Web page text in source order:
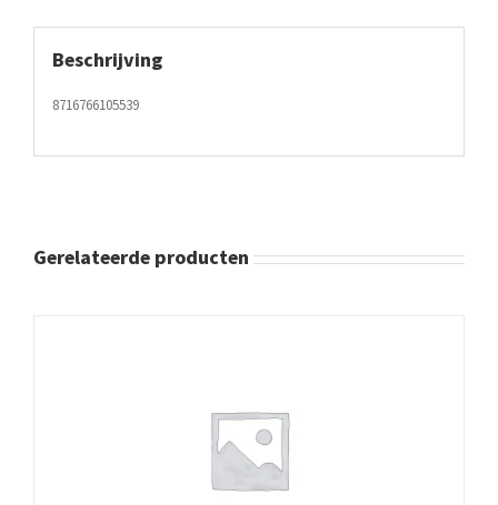
Beschrijving
8716766105539
Gerelateerde producten